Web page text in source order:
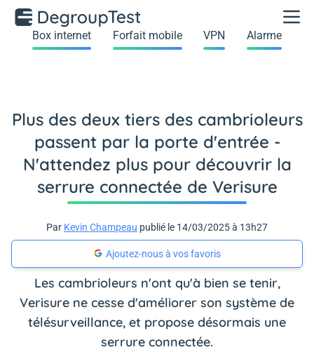
Box internet Forfait mobile VPN Alarme
Plus des deux tiers des cambrioleurs
passent par la porte d'entrée -
N'attendez plus pour découvrir la
serrure connectée de Verisure
Par Kevin Champeau publié le 14/03/2025 à 13h27
Ajoutez-nous à vos favoris
Les cambrioleurs n'ont qu'à bien se tenir,
Verisure ne cesse d'améliorer son système de
télésurveillance, et propose désormais une
serrure connectée.